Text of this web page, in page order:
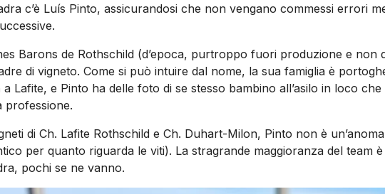
c’è Luís Pinto, assicurandosi che non vengano commessi errori
Barons de Rothschild (d’epoca, purtroppo fuori produzione e non
di vigneto. Come si può intuire dal nome, la sua famiglia è
Lafite, e Pinto ha delle foto di se stesso bambino all’asilo in loco
professione.
di Ch. Lafite Rothschild e Ch. Duhart-Milon, Pinto non è
per quanto riguarda le viti). La stragrande maggioranza del team
pochi se ne vanno.